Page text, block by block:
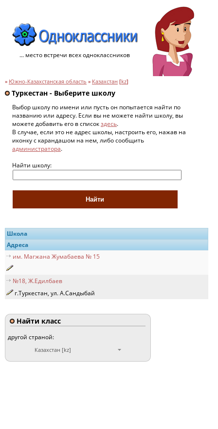
... место встречи всех одноклассников
» Южно-Казахстанская область » Казахстан [kz]
Туркестан - Выберите школу
Выбор школу по имени или пусть он попытается найти по
названию или адресу. Если вы не можете найти школу, вы
можете добавить его в списокздесь.
В случае, если это не адрес школы, настроить его, нажав на
иконку с карандашом на нем, либо сообщить
администратора.
Найти школу:
Школа
Адреса
им. Магжана Жумабаева № 15
№18, Ж.Едилбаев
г.Туркестан, ул. А.Сандыбай
Найти класс
другой страной:
Казахстан [kz]